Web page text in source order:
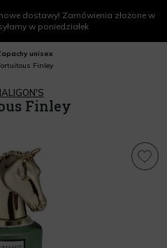
dostawy! Zamówienia złożone w
w poniedziałek
unisex
Finley
Finley